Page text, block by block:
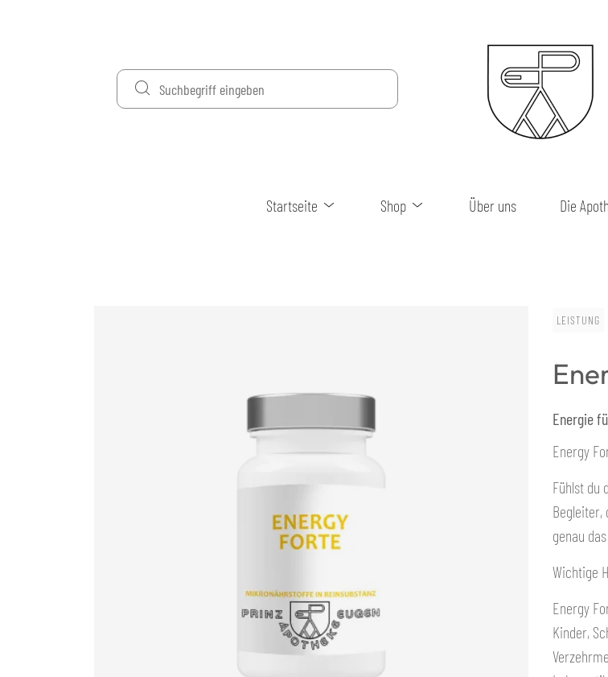
Startseite Shop Über uns Die
LEISTUNG
Energie
Energy
Fühlst du
Begleiter,
genau
Wichtige
Energy
Kinder,